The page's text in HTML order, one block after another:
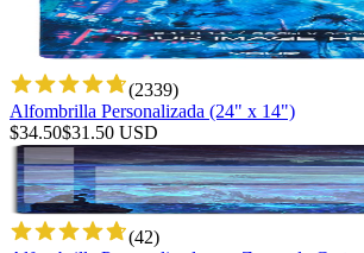
(2339)
Alfombrilla Personalizada (24" x 14")
$34.50$31.50 USD
(42)